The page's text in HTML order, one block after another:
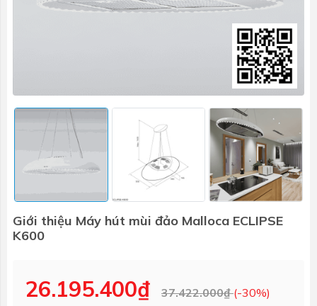
Giới thiệu Máy hút mùi đảo Malloca ECLIPSE
K600
26.195.400₫ 37.422.000₫(-30%)